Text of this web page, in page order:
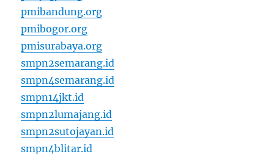
pmibandung.org
pmibogor.org
pmisurabaya.org
smpn2semarang.id
smpn4semarang.id
smpn14jkt.id
smpn2lumajang.id
smpn2sutojayan.id
smpn4blitar.id